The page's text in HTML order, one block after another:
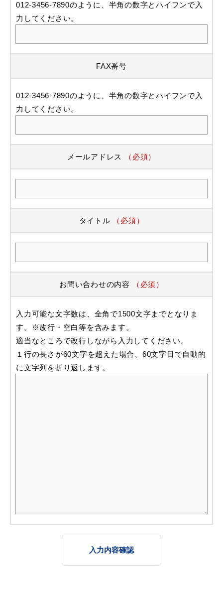
012-3456-7890のように、半角の数字とハイフンで入
力してください。
FAX番号
012-3456-7890のように、半角の数字とハイフンで入
力してください。
メールアドレス （必須）
タイトル （必須）
お問い合わせの内容 （必須）
入力可能な文字数は、全角で1500文字までとなりま
す。※改行・空白等を含みます。
適当なところで改行しながら入力してください。
１行の長さが60文字を超えた場合、60文字目で自動的
に文字列を折り返します。
入力内容確認